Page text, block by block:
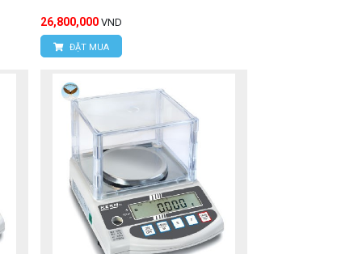
26,800,000 VND
ĐẶT MUA